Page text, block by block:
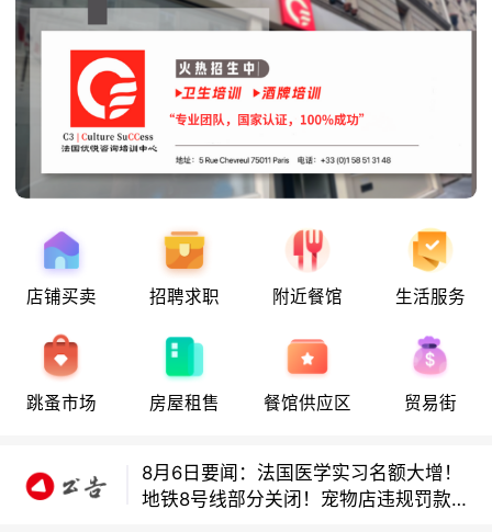
店铺买卖 招聘求职 附近餐馆 生活服务
跳蚤市场 房屋租售 餐馆供应区 贸易街
8月6日要闻：法国医学实习名额大增！
炉！
巴黎地铁音乐家海选启动！
地铁8号线部分关闭！宠物店违规罚款出
炉！